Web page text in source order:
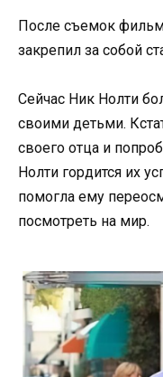
После съемок
закрепил за собой
Сейчас Ник Нолти
своими детьми.
своего отца и
Нолти гордится их
помогла ему
посмотреть на мир.